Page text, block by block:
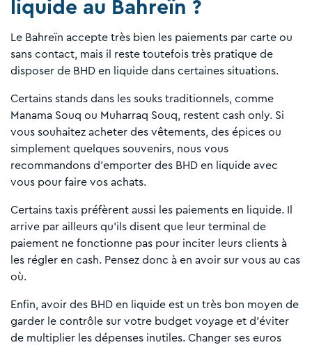
liquide au Bahreïn ?
Le Bahreïn accepte très bien les paiements par carte ou
sans contact, mais il reste toutefois très pratique de
disposer de BHD en liquide dans certaines situations.
Certains stands dans les souks traditionnels, comme
Manama Souq ou Muharraq Souq, restent cash only. Si
vous souhaitez acheter des vêtements, des épices ou
simplement quelques souvenirs, nous vous
recommandons d'emporter des BHD en liquide avec
vous pour faire vos achats.
Certains taxis préfèrent aussi les paiements en liquide. Il
arrive par ailleurs qu'ils disent que leur terminal de
paiement ne fonctionne pas pour inciter leurs clients à
les régler en cash. Pensez donc à en avoir sur vous au cas
où.
Enfin, avoir des BHD en liquide est un très bon moyen de
garder le contrôle sur votre budget voyage et d'éviter
de multiplier les dépenses inutiles. Changer ses euros